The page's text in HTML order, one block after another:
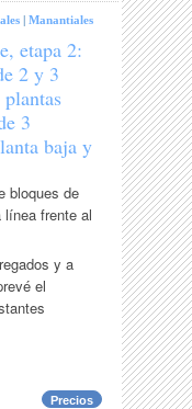
|Manantiales
etapa 2:
2 y 3
3
baja y
bloques de
línea frente al
y a
el
Precios